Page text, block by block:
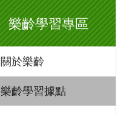
樂齡學習專區
關於樂齡
樂齡學習據點